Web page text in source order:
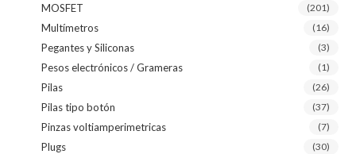
MOSFET (201)
Multímetros (16)
Pegantes y Siliconas (3)
Pesos electrónicos / Grameras (1)
Pilas (26)
Pilas tipo botón (37)
Pinzas voltiamperimetricas (7)
Plugs (30)